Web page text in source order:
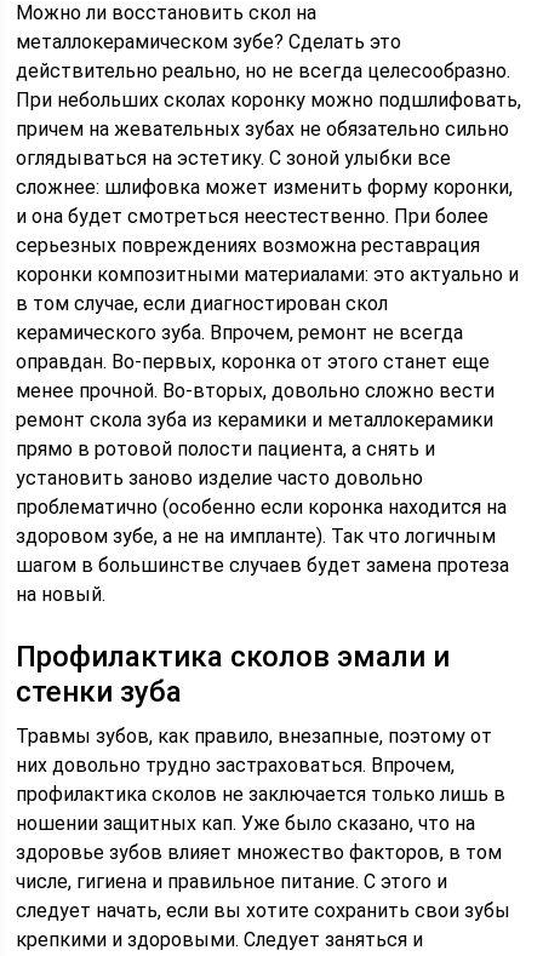
Можно ли восстановить скол на
металлокерамическом зубе? Сделать это
действительно реально, но не всегда целесообразно.
При небольших сколах коронку можно подшлифовать,
причем на жевательных зубах не обязательно сильно
оглядываться на эстетику. С зоной улыбки все
сложнее: шлифовка может изменить форму коронки,
и она будет смотреться неестественно. При более
серьезных повреждениях возможна реставрация
коронки композитными материалами: это актуально и
в том случае, если диагностирован скол
керамического зуба. Впрочем, ремонт не всегда
оправдан. Во-первых, коронка от этого станет еще
менее прочной. Во-вторых, довольно сложно вести
ремонт скола зуба из керамики и металлокерамики
прямо в ротовой полости пациента, а снять и
установить заново изделие часто довольно
проблематично (особенно если коронка находится на
здоровом зубе, а не на импланте). Так что логичным
шагом в большинстве случаев будет замена протеза
на новый.
Профилактика сколов эмали и
стенки зуба
Травмы зубов, как правило, внезапные, поэтому от
них довольно трудно застраховаться. Впрочем,
профилактика сколов не заключается только лишь в
ношении защитных кап. Уже было сказано, что на
здоровье зубов влияет множество факторов, в том
числе, гигиена и правильное питание. С этого и
следует начать, если вы хотите сохранить свои зубы
крепкими и здоровыми. Следует заняться и